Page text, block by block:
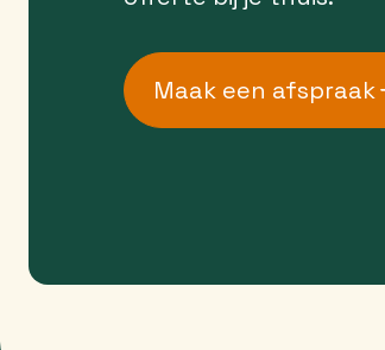
Maak een afspraak